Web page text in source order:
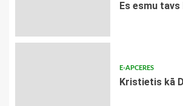
Es esmu tavs
E-APCERES
Kristietis kā